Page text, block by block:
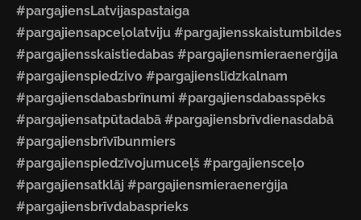
#pargajiensLatvijaspastaiga
#pargajiensapceļolatviju #pargajiensskaistumbildes
#pargajiensskaistiedabas #pargajiensmieraenerģija
#pargajienspiedzivo #pargajienslīdzkalnam
#pargajiensdabasbrīnumi #pargajiensdabasspēks
#pargajiensatpūtadabā #pargajiensbrīvdienasdabā
#pargajiensbrīvībunmiers
#pargajienspiedzīvojumuceļš #pargajiensceļo
#pargajiensatklāj #pargajiensmieraenerģija
#pargajiensbrīvdabasprieks